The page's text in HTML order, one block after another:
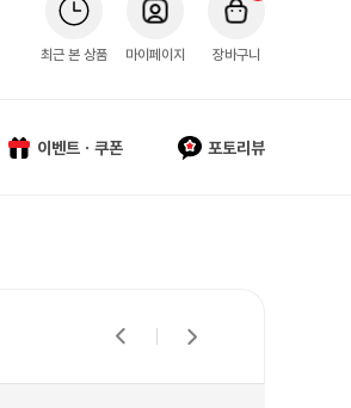
최근 본 상품 마이페이지 장바구니
이벤트ㆍ쿠폰 포토리뷰